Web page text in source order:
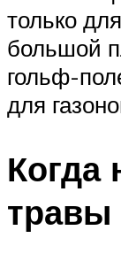
только
большой
гольф-
для
Когда